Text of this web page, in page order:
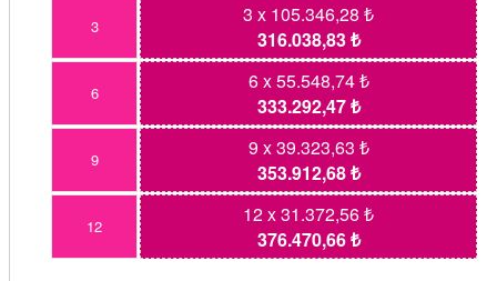
3
3 x 105.346,28 ₺
316.038,83 ₺
6
6 x 55.548,74 ₺
333.292,47 ₺
9
9 x 39.323,63 ₺
353.912,68 ₺
12
12 x 31.372,56 ₺
376.470,66 ₺